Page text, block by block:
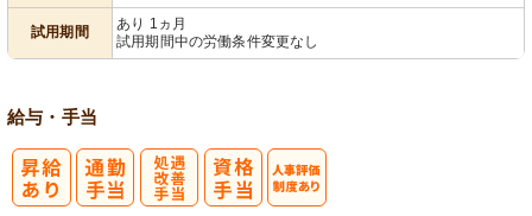
試用期間
あり 1ヵ月
試用期間中の労働条件変更なし
給与・手当